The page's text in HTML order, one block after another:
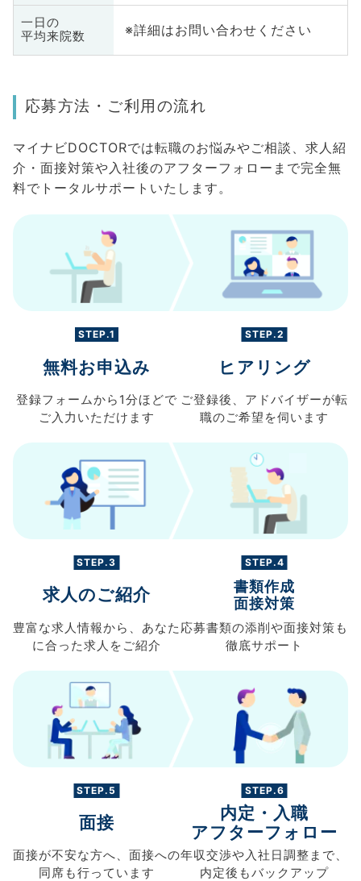
一日の
平均来院数
※詳細はお問い合わせください
応募方法・ご利用の流れ
マイナビDOCTORでは転職のお悩みやご相談、求人紹
介・面接対策や入社後のアフターフォローまで完全無
料でトータルサポートいたします。
STEP.1
無料お申込み
登録フォームから 1分ほどで
ご入力 いただけます
STEP.2
ヒアリング
ご登録後、 アドバイザーが転
職のご希望を伺います
STEP.3
求人のご紹介
豊富な求人情報から、 あなた
に合った求人を ご紹介
STEP.4
書類作成
面接対策
応募書類の添削や面接対策も
徹底サポート
STEP.5
面接
面接が不安な方へ、 面接への
同席も行っています
STEP.6
内定・入職
アフターフォロー
年収交渉や入社日調整まで、
内定後もバックアップ